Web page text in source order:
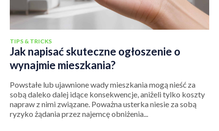
TIPS & TRICKS
Jak napisać skuteczne ogłoszenie o
wynajmie mieszkania?
Powstałe lub ujawnione wady mieszkania mogą nieść za
sobą daleko dalej idące konsekwencje, aniżeli tylko koszty
napraw z nimi związane. Poważna usterka niesie za sobą
ryzyko żądania przez najemcę obniżenia...